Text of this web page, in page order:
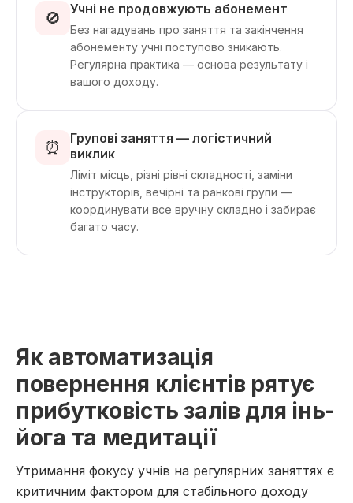
🚫 Учні не продовжують абонемент
Без нагадувань про заняття та закінчення
абонементу учні поступово зникають.
Регулярна практика — основа результату і
вашого доходу.
⏰
Групові заняття — логістичний
виклик
Ліміт місць, різні рівні складності, заміни
інструкторів, вечірні та ранкові групи —
координувати все вручну складно і забирає
багато часу.
Як автоматизація
повернення клієнтів рятує
прибутковість залів для інь-
йога та медитації
Утримання фокусу учнів на регулярних заняттях є
критичним фактором для стабільного доходу